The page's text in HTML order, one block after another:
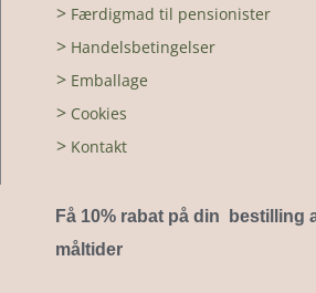
> Færdigmad til pensionister
> Handelsbetingelser
> Emballage
> Cookies
> Kontakt
Få 10% rabat på din bestilling
måltider